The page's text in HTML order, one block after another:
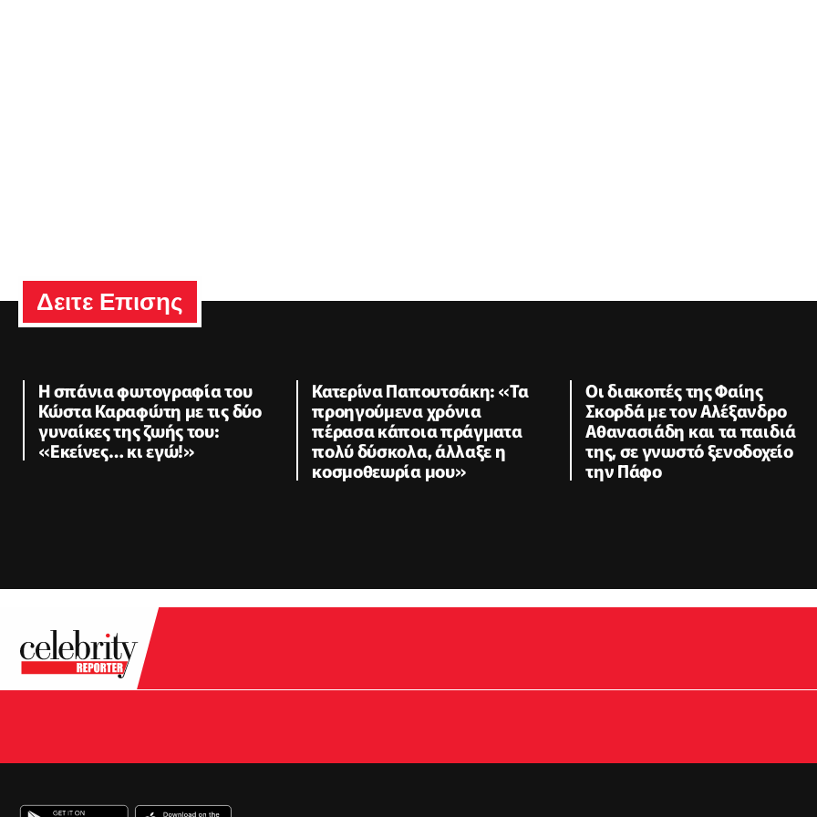
Δειτε Επισης
Η σπάνια φωτογραφία του
Κώστα Καραφώτη με τις δύο
γυναίκες της ζωής του:
«Εκείνες… κι εγώ!»
Κατερίνα Παπουτσάκη: «Τα
προηγούμενα χρόνια
πέρασα κάποια πράγματα
πολύ δύσκολα, άλλαξε η
κοσμοθεωρία μου»
Οι διακοπές της Φαίης
Σκορδά με τον Αλέξανδρο
Αθανασιάδη και τα παιδιά
της, σε γνωστό ξενοδοχείο
την Πάφο